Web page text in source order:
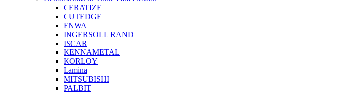
CERATIZE
CUTEDGE
ENWA
INGERSOLL RAND
ISCAR
KENNAMETAL
KORLOY
Lamina
MITSUBISHI
PALBIT